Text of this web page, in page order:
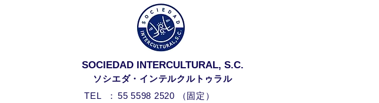
SOCIEDAD INTERCULTURAL, S.C.
ソシエダ・インテルクルトゥラル
​TEL ： 55 5598 2520 （固定）